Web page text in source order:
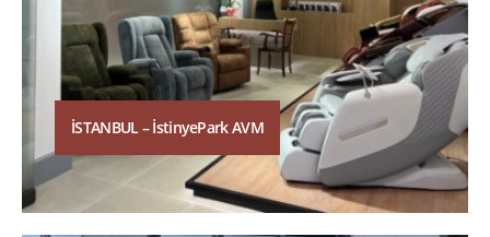
İSTANBUL – İstinyePark AVM